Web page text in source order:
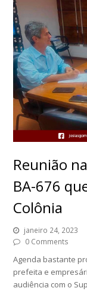
Reunião
BA-676
Colônia
janeiro 24, 2023
0 Comments
Agenda bastante
prefeita e
audiência com o